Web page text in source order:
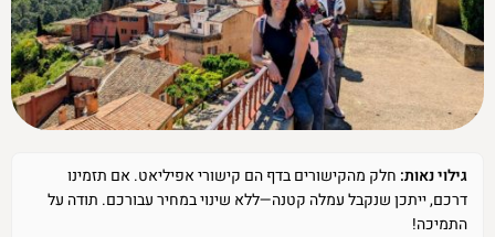
מפת הטיול החכמה לצפון צ’כיה –
הדרך הקלה לתכנן טיול מושלם
גילוי נאות: חלק מהקישורים בדף הם קישורי אפיליאט. אם תזמינו
דרכם, ייתכן שנקבל עמלה קטנה—ללא שינוי במחיר עבורכם. תודה על
התמיכה!